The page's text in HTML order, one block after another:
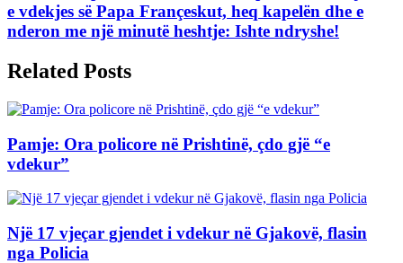
e vdekjes së Papa Françeskut, heq kapelën dhe e
nderon me një minutë heshtje: Ishte ndryshe!
Related Posts
Pamje: Ora policore në Prishtinë, çdo gjë “e
vdekur”
Një 17 vjeçar gjendet i vdekur në Gjakovë, flasin
nga Policia